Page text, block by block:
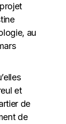
au
et
de
de